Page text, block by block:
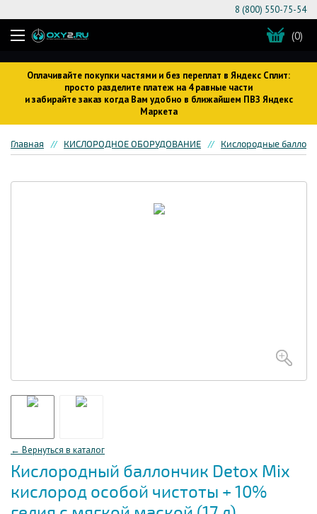
Оплачивайте покупки частями и без переплат в Яндекс Сплит:
просто разделите платеж на 4 равные части
и забирайте заказ когда Вам удобно в ближайшем ПВЗ Яндекс
Маркета
8 (800) 550-75-54
(0)
Главная КИСЛОРОДНОЕ ОБОРУДОВАНИЕ Кислородные
← Вернуться в каталог
Кислородный баллончик Detox Mix
кислород особой чистоты + 10%